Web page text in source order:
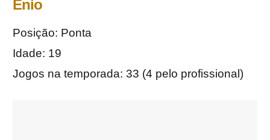
Ênio
Posição: Ponta
Idade: 19
Jogos na temporada: 33 (4 pelo profissional)